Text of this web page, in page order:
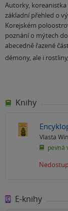
Autorky,
základní přehled o
Korejském
poznání o mýtech
abecedně řazené
démony, ale i
Knihy
Vlasta
pevná
E-knihy